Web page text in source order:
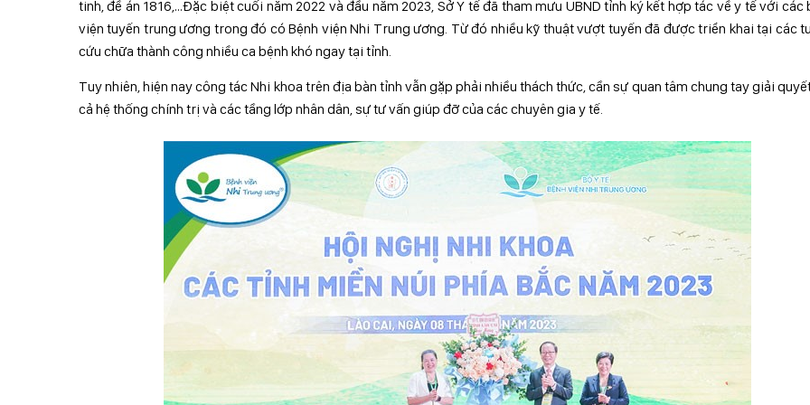
tinh, đề án 1816,…Đặc biệt cuối năm 2022 và đầu năm 2023, Sở Y tế đã tham mưu UBND tỉnh ký kết hợp tác về y tế với các
viện tuyến trung ương trong đó có Bệnh viện Nhi Trung ương. Từ đó nhiều kỹ thuật vượt tuyến đã được triển khai tại các
cứu chữa thành công nhiều ca bệnh khó ngay tại tỉnh.
Tuy nhiên, hiện nay công tác Nhi khoa trên địa bàn tỉnh vẫn gặp phải nhiều thách thức, cần sự quan tâm chung tay giải
cả hệ thống chính trị và các tầng lớp nhân dân, sự tư vấn giúp đỡ của các chuyên gia y tế.